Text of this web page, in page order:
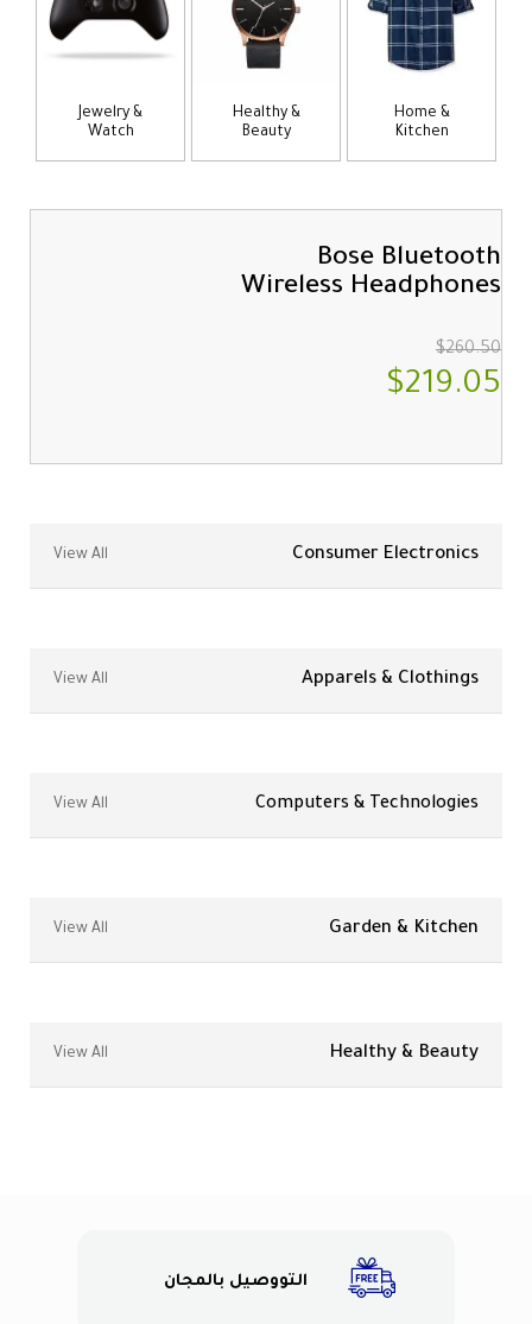
Home &
Kitchen
Healthy &
Beauty
Jewelry &
Watch
Bose Bluetooth
Wireless Headphones
$260.50
$219.05
Consumer Electronics
View All
Apparels & Clothings
View All
Computers & Technologies
View All
Garden & Kitchen
View All
Healthy & Beauty
View All
التووصيل بالمجان